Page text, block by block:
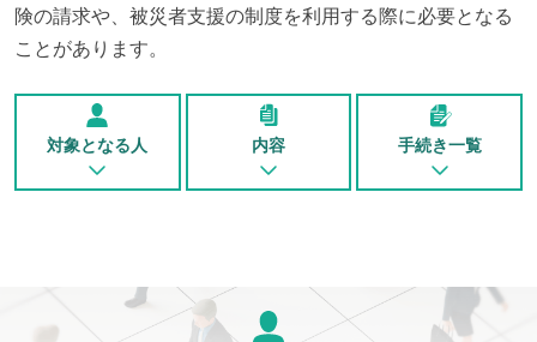
険の請求や、被災者支援の制度を利用する際に必要となる
ことがあります。
対象となる人 内容 手続き一覧